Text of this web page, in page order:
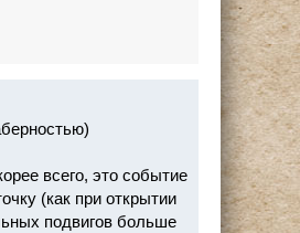
всего, это событие
(как при открытии
подвигов больше